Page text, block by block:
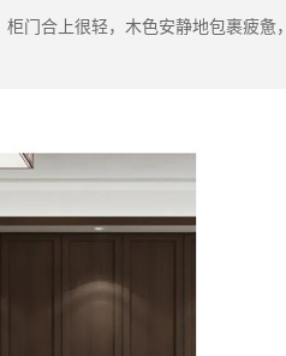
门合上很轻，木色安静地包裹疲惫，